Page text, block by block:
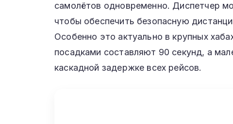
самолётов одновременно. Диспетчер
чтобы обеспечить безопасную
Особенно это актуально в крупных
посадками составляют 90 секунд, а
каскадной задержке всех рейсов.